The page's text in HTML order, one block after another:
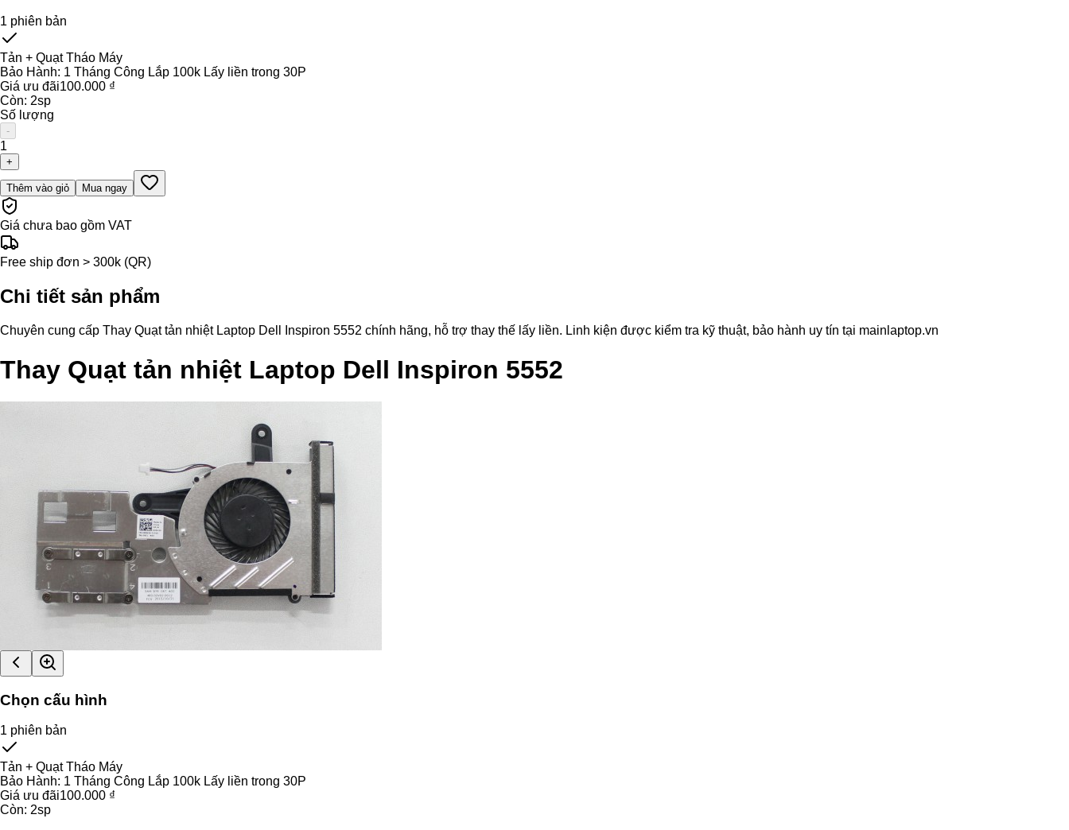
1 phiên bản
Tản + Quạt Tháo Máy
Bảo Hành: 1 Tháng Công Lắp 100k Lấy liền trong 30P
Giá ưu đãi100.000 ₫
Còn: 2sp
Số lượng
-
1
+
Thêm vào giỏ Mua ngay
Giá chưa bao gồm VAT
Free ship đơn > 300k (QR)
Chi tiết sản phẩm
Chuyên cung cấp Thay Quạt tản nhiệt Laptop Dell Inspiron 5552 chính hãng, hỗ trợ thay thế lấy liền. Linh kiện được kiểm tra kỹ thuật, bảo hành uy tín tại mainlaptop.vn
Thay Quạt tản nhiệt Laptop Dell Inspiron 5552
Chọn cấu hình
1 phiên bản
Tản + Quạt Tháo Máy
Bảo Hành: 1 Tháng Công Lắp 100k Lấy liền trong 30P
Giá ưu đãi100.000 ₫
Còn: 2sp